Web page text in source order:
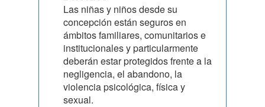
Las niñas y niños desde su
concepción están seguros en
ámbitos familiares, comunitarios e
institucionales y particularmente
deberán estar protegidos frente a la
negligencia, el abandono, la
violencia psicológica, física y
sexual.